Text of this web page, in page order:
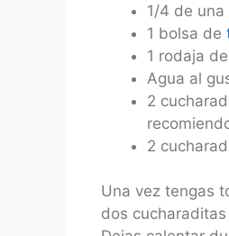
1/4 de
1 bolsa de
1 rodaja
Agua al
2
2
Una vez tengas
dos